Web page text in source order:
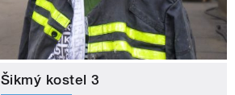
Šikmý kostel 3